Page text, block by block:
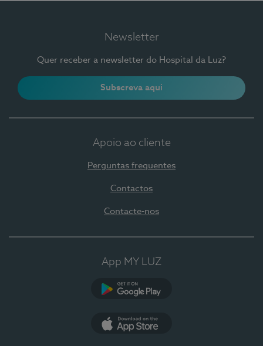
Newsletter
Quer receber a newsletter do Hospital da Luz?
Subscreva aqui
Apoio ao cliente
Perguntas frequentes
Contactos
Contacte-nos
App MY LUZ